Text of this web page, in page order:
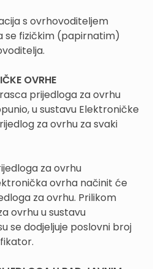
s ovrhovoditeljem
se fizičkim (papirnatim)
OVRHE
prijedloga za ovrhu
u sustavu Elektroničke
za ovrhu za svaki
za ovrhu
ovrha načinit će
za ovrhu. Prilikom
ovrhu u sustavu
se dodjeljuje poslovni broj